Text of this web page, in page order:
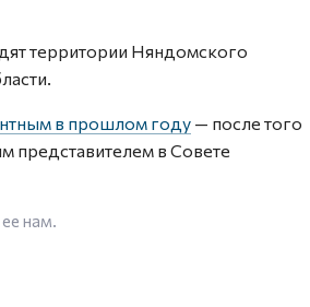
территории Няндомского
в прошлом году — после того
представителем в Совете
нам.